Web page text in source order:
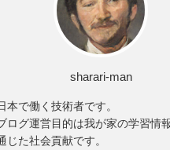
sharari-man
本で働く技術者です。
ログ運営目的は我が家の学習情
じた社会貢献です。